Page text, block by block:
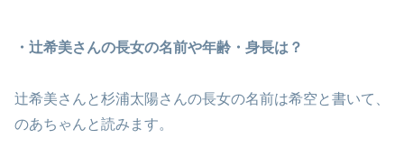
・辻希美さんの長女の名前や年齢・身長は？
辻希美さんと杉浦太陽さんの長女の名前は希空と書いて、
のあちゃんと読みます。